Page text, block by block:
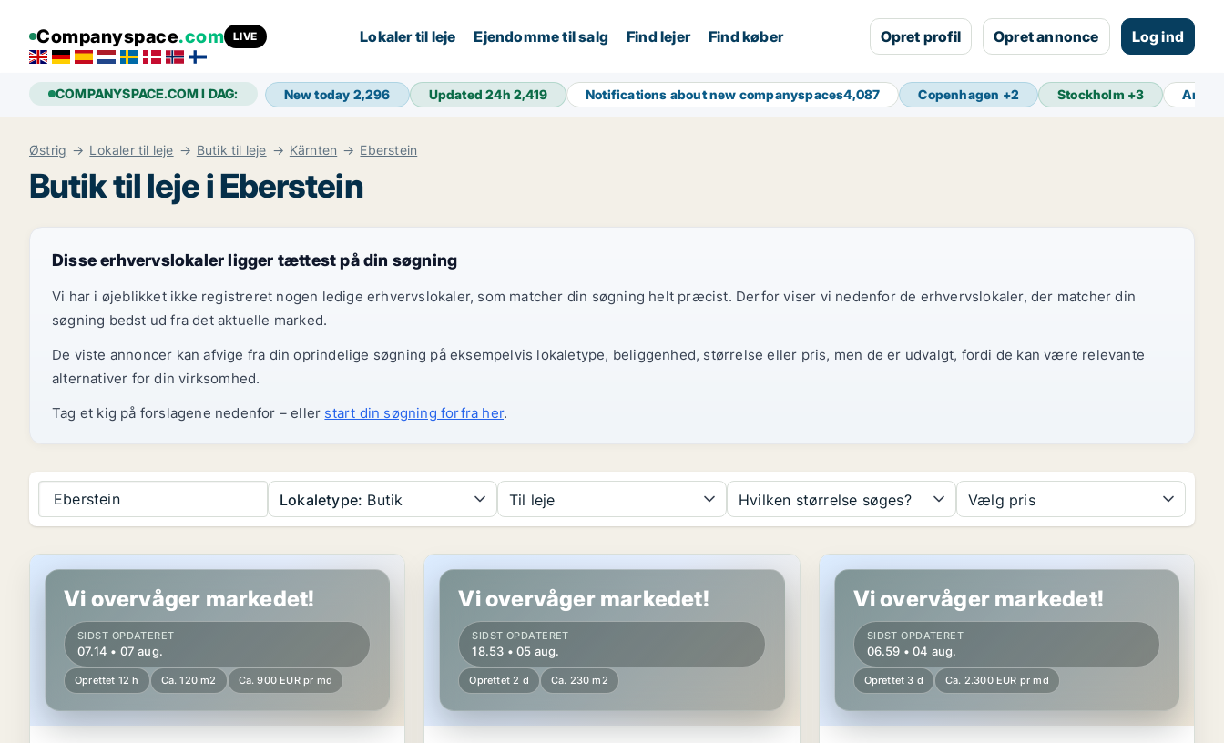
Companyspace.com LIVE Lokaler til leje Ejendomme til salg Find lejer Find køber Opret profil Opret annonce Log ind
COMPANYSPACE.COM I DAG: New today 2,296 Updated 24h2,419 Notifications about new companyspaces4,087 Copenhagen +2 Stockholm +3
Østrig Lokaler til leje Butik til leje Kärnten Eberstein
Butik til leje i Eberstein
Disse erhvervslokaler ligger tættest på din søgning
Vi har i øjeblikket ikke registreret nogen ledige erhvervslokaler, som matcher din søgning helt præcist. Derfor viser vi nedenfor de erhvervslokaler, der matcher din
søgning bedst ud fra det aktuelle marked.
De viste annoncer kan afvige fra din oprindelige søgning på eksempelvis lokaletype, beliggenhed, størrelse eller pris, men de er udvalgt, fordi de kan være relevante
alternativer for din virksomhed.
Tag et kig på forslagene nedenfor – eller start din søgning forfra her.
Eberstein Lokaletype: Butik Til leje Hvilken størrelse søges? Vælg pris
Erhvervslokaler i Frantschach-Sankt Gertraud, Kärnten
Vi overvåger markedet!
SIDST OPDATERET
07.14 • 07 aug.
Oprettet 12 h Ca. 120 m2 Ca. 900 EUR pr md
Erhvervslokaler i Ebenthal in Kärnten, Kärnten
Vi overvåger markedet!
SIDST OPDATERET
18.53 • 05 aug.
Oprettet 2 d Ca. 230 m2
Erhvervslokaler i Villach, Kärnten
Vi overvåger markedet!
SIDST OPDATERET
06.59 • 04 aug.
Oprettet 3 d Ca. 2.300 EUR pr md